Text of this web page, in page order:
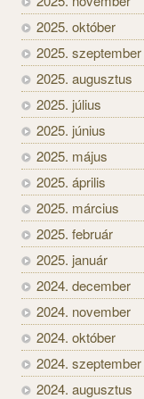
2025. október
2025. szeptember
2025. augusztus
2025. július
2025. június
2025. május
2025. április
2025. március
2025. február
2025. január
2024. december
2024. november
2024. október
2024. szeptember
2024. augusztus